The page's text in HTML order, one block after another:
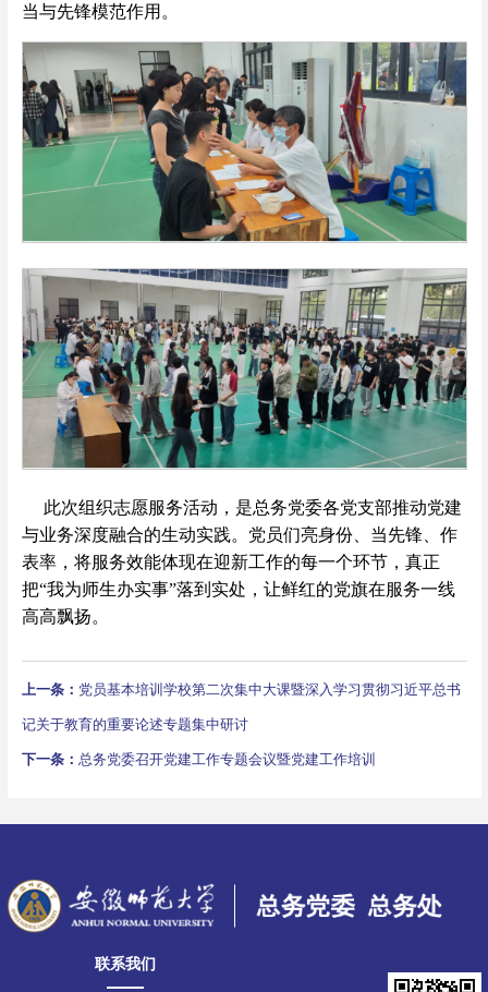
当与先锋模范作用。
此次组织志愿服务活动，是总务党委各党支部推动党建
与业务深度融合的生动实践。党员们亮身份、当先锋、作
表率，将服务效能体现在迎新工作的每一个环节，真正
把“我为师生办实事”落到实处，让鲜红的党旗在服务一线
高高飘扬。
上一条： 党员基本培训学校第二次集中大课暨深入学习贯彻习近平总书
记关于教育的重要论述专题集中研讨
下一条： 总务党委召开党建工作专题会议暨党建工作培训
联系我们